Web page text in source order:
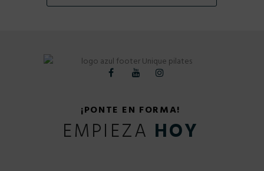
¡PONTE EN FORMA!
EMPIEZA HOY